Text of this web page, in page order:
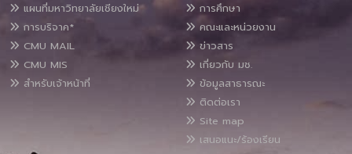
แผนที่มหาวิทยาลัยเชียงใหม่
การบริจาค*
CMU MAIL
CMU MIS
สำหรับเจ้าหน้าที่
การศึกษา
คณะและหน่วยงาน
ข่าวสาร
เกี่ยวกับ มช.
ข้อมูลสาธารณะ
ติดต่อเรา
Site map
เสนอแนะ/ร้องเรียน